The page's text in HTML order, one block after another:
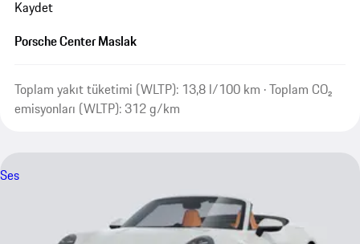
Kaydet
Porsche Center Maslak
Toplam yakıt tüketimi (WLTP): 13,8 l/100 km · Toplam CO₂
emisyonları (WLTP): 312 g/km
Ses